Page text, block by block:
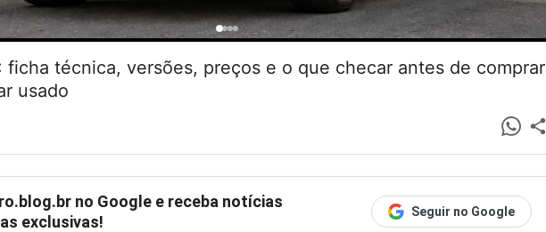
ficha técnica, versões, preços e o que checar antes de comprar
usado
no Google e receba notícias
exclusivas!
Seguir no Google